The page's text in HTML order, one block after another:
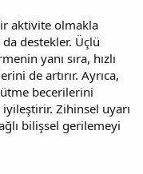
aktivite olmakla
da destekler. Üçlü
yanı sıra, hızlı
de artırır. Ayrıca,
becerilerini
Zihinsel uyarı
bilişsel gerilemeyi